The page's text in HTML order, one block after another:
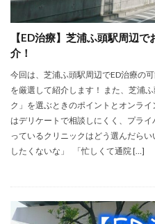
【ED治療】芝浦ふ頭駅周辺
介！
今回は、芝浦ふ頭駅周辺でED治療の
を厳選して紹介します！ また、芝浦
ク」を選ぶときのポイントとオンラ
はデリケートで相談しにくく、プラ
っているクリニックはどう選んだら
したくないな」 「忙しくて通院 […]